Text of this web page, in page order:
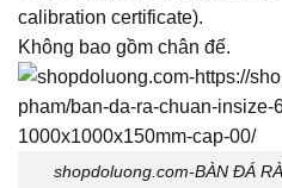
calibration certificate).
Không bao gồm chân đế.
shopdoluong.com-BÀN ĐÁ